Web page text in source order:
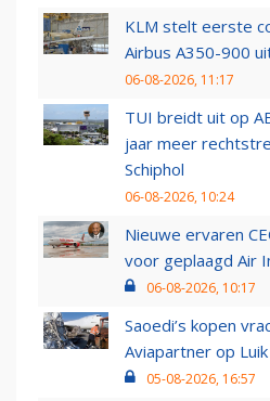
KLM stelt eerste
Airbus A350-900
06-08-2026, 11:17
TUI breidt uit op
jaar meer
Schiphol
06-08-2026, 10:24
Nieuwe ervaren
voor geplaagd Air
06-08-2026, 10:17
Saoedi’s kopen
Aviapartner op
05-08-2026, 16:57